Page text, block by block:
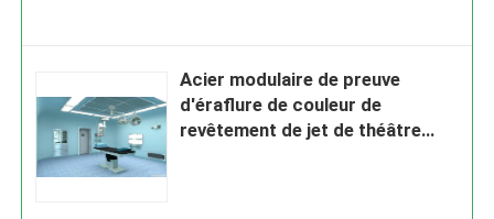
Acier modulaire de preuve
d'éraflure de couleur de
revêtement de jet de théâtre